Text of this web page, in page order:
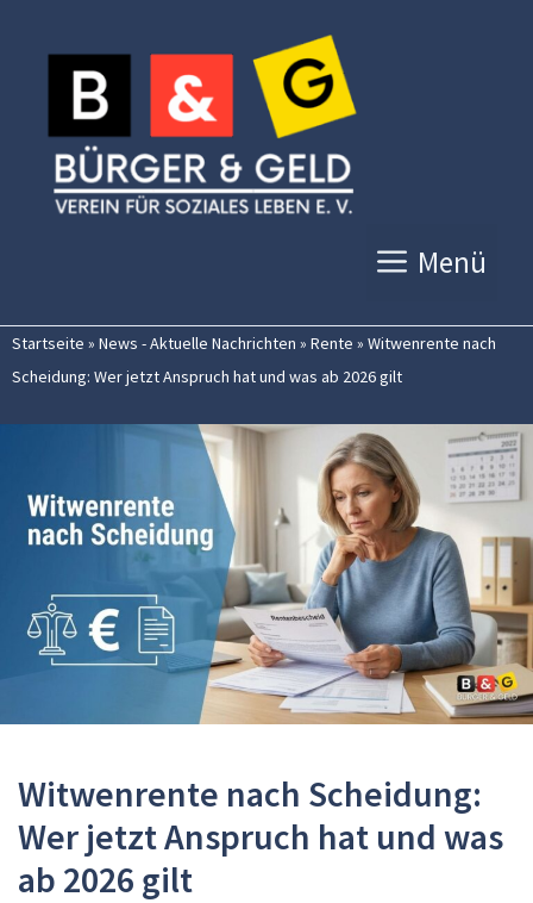
Inhalt
springen
Menü
Startseite » News - Aktuelle Nachrichten » Rente » Witwenrente nach
Scheidung: Wer jetzt Anspruch hat und was ab 2026 gilt
Witwenrente nach Scheidung:
Wer jetzt Anspruch hat und was
ab 2026 gilt